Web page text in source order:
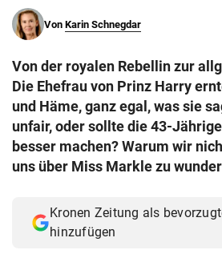
Von Karin Schnegdar
Von der royalen Rebellin zur
Die Ehefrau von Prinz Harry
und Häme, ganz egal, was sie
unfair, oder sollte die 43-
besser machen? Warum wir
uns über Miss Markle zu
Kronen Zeitung als
hinzufügen